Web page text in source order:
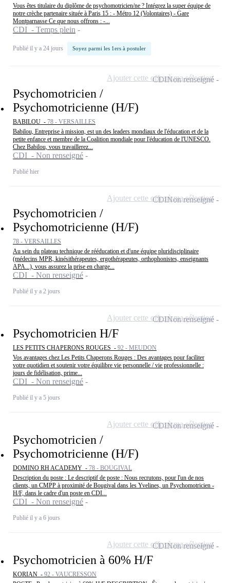
Vous êtes titulaire du diplôme de psychomotricien/ne ? Intégrez la super équipe de
notre crèche partenaire située à Paris 15 : - Métro 12 (Volontaires) - Gare
Montparnasse Ce que nous offrons : -...
CDI - Temps plein
Publié il y a 24 jours Soyez parmi les 1ers à postuler
Psychomotricien /
Psychomotricienne (H/F)
BABILOU - 78 - VERSAILLES
Babilou, Entreprise à mission, est un des leaders mondiaux de l'éducation et de la
petite enfance et membre de la Coalition mondiale pour l'éducation de l'UNESCO.
Chez Babilou, vous travaillerez...
CDI - Non renseigné
Publié hier
CDINon renseigné
Ajouter cette offre à ma sélection
Psychomotricien /
Psychomotricienne (H/F)
78 - VERSAILLES
Au sein du plateau technique de rééducation et d'une équipe pluridisciplinaire
(médecins MPR, kinésithérapeutes, ergothérapeutes, orthophonistes, enseignants
APA...), vous assurez la prise en charge...
CDI - Non renseigné
Publié il y a 2 jours
CDINon renseigné
Ajouter cette offre à ma sélection
Psychomotricien H/F
LES PETITS CHAPERONS ROUGES - 92 - MEUDON
Vos avantages chez Les Petits Chaperons Rouges : Des avantages pour faciliter
votre quotidien et soutenir votre équilibre vie personnelle / vie professionnelle :
jours de fidélisation, prime...
CDI - Non renseigné
Publié il y a 5 jours
CDINon renseigné
Ajouter cette offre à ma sélection
Psychomotricien /
Psychomotricienne (H/F)
DOMINO RH ACADEMY - 78 - BOUGIVAL
Description du poste : Le descriptif de poste : Nous recrutons, pour l'un de nos
clients, un CMPP à proximité de Bougival dans les Yvelines, un Psychomotricien -
H/F, dans le cadre d'un poste en CDI...
CDI - Non renseigné
Publié il y a 6 jours
CDINon renseigné
Ajouter cette offre à ma sélection
Psychomotricien à 60% H/F
KORIAN - 92 - VAUCRESSON
CDINon renseigné
Ajouter cette offre à ma sélection